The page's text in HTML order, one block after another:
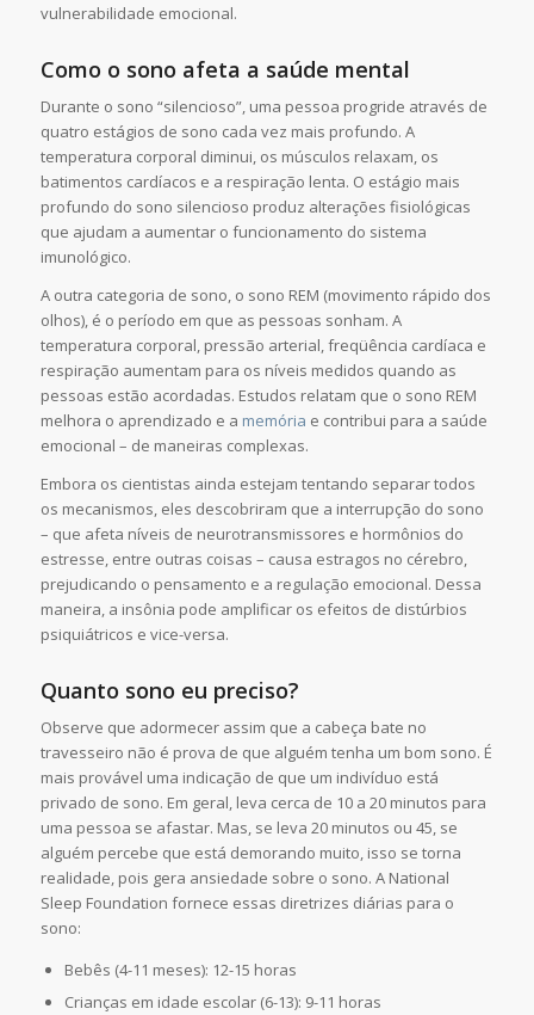
vulnerabilidade emocional.
Como o sono afeta a saúde mental
Durante o sono “silencioso”, uma pessoa progride através de
quatro estágios de sono cada vez mais profundo. A
temperatura corporal diminui, os músculos relaxam, os
batimentos cardíacos e a respiração lenta. O estágio mais
profundo do sono silencioso produz alterações fisiológicas
que ajudam a aumentar o funcionamento do sistema
imunológico.
A outra categoria de sono, o sono REM (movimento rápido dos
olhos), é o período em que as pessoas sonham. A
temperatura corporal, pressão arterial, freqüência cardíaca e
respiração aumentam para os níveis medidos quando as
pessoas estão acordadas. Estudos relatam que o sono REM
melhora o aprendizado e a memória e contribui para a saúde
emocional – de maneiras complexas.
Embora os cientistas ainda estejam tentando separar todos
os mecanismos, eles descobriram que a interrupção do sono
– que afeta níveis de neurotransmissores e hormônios do
estresse, entre outras coisas – causa estragos no cérebro,
prejudicando o pensamento e a regulação emocional. Dessa
maneira, a insônia pode amplificar os efeitos de distúrbios
psiquiátricos e vice-versa.
Quanto sono eu preciso?
Observe que adormecer assim que a cabeça bate no
travesseiro não é prova de que alguém tenha um bom sono. É
mais provável uma indicação de que um indivíduo está
privado de sono. Em geral, leva cerca de 10 a 20 minutos para
uma pessoa se afastar. Mas, se leva 20 minutos ou 45, se
alguém percebe que está demorando muito, isso se torna
realidade, pois gera ansiedade sobre o sono. A National
Sleep Foundation fornece essas diretrizes diárias para o
sono:
Bebês (4-11 meses): 12-15 horas
Crianças em idade escolar (6-13): 9-11 horas